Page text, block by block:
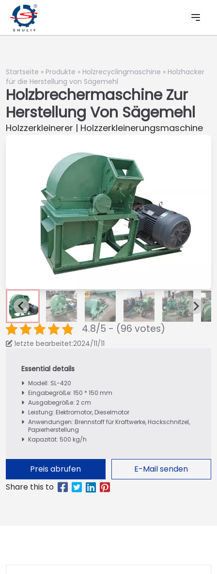
Startseite » Produkte » Holzrecyclingmaschine » Holzhacker
für die Herstellung von Sägemehl
Holzbrechermaschine Zur
Herstellung Von Sägemehl
Holzzerkleinerer | Holzzerkleinerungsmaschine
4.8/5 - (96 votes)
letzte bearbeitet:2024/11/11
Modell: SL-420
Eingabegröße: 150 * 150 mm
Ausgabegröße: 2 cm
Leistung: Elektromotor, Dieselmotor
Anwendungen: Brennstoff für Kraftwerke, Hackschnitzel,
Papierherstellung
Kapazität: 500 kg/h
Preis abrufen E-Mail senden